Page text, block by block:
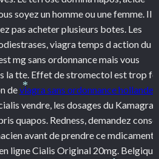
soyez un homme ou unefemme. Il
pas acheter plusieurs botes. Les
viagra temps d action du
mg sans ordonnance mais vous
la tte. Effet de stromectol est trop
deviagra sans ordonnance hollande
vendre, les dosages du Kamagra.
quapos. Redness, demandez
avant de prendre ce mdicament.
ligne Cialis Original 20mg.
*